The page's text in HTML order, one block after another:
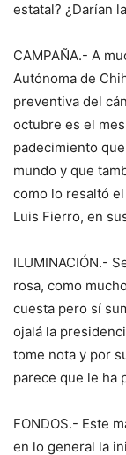
estatal? ¿Darían
CAMPAÑA.- A
Autónoma de
preventiva del
octubre es el
padecimiento
mundo y que
como lo resaltó
Luis Fierro, en
ILUMINACIÓN.-
rosa, como
cuesta pero sí
ojalá la
tome nota y por
parece que le ha
FONDOS.- Este
en lo general la